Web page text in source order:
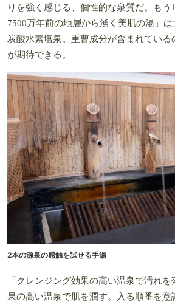
りを強く感じる、個性的な泉質だ。もう
7500万年前の地層から湧く美肌の湯」は
炭酸水素塩泉。重曹成分が含まれてい
が期待できる。
2本の源泉の感触を試せる手湯
「クレンジング効果の高い温泉で汚れ
果の高い温泉で肌を潤す。入る順番を意